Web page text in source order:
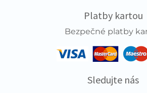
Platby kartou
Bezpečné platby
Sledujte nás